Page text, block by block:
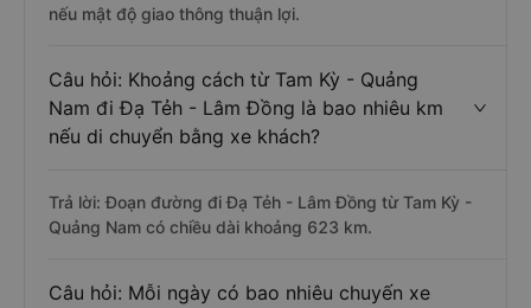
nếu mật độ giao thông thuận lợi.
Câu hỏi: Khoảng cách từ Tam Kỳ - Quảng
Nam đi Đạ Tẻh - Lâm Đồng là bao nhiêu km
nếu di chuyển bằng xe khách?
Trả lời: Đoạn đường đi Đạ Tẻh - Lâm Đồng từ Tam Kỳ -
Quảng Nam có chiều dài khoảng 623 km.
Câu hỏi: Mỗi ngày có bao nhiêu chuyến xe